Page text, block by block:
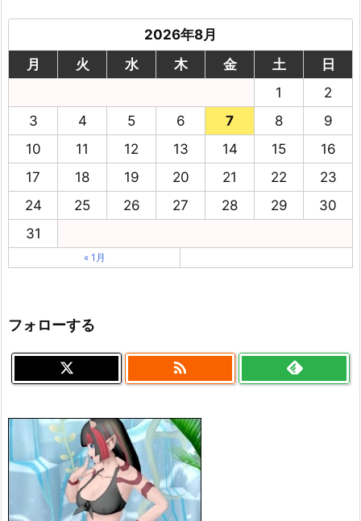
2026年8月
月
火 水 木 金 土
日
1
2
3
4 5 6 7 8
9
10
11 12 13 14 15
16
17
18 19 20 21 22
23
24
25 26 27 28 29
30
31
« 1月
フォローする
